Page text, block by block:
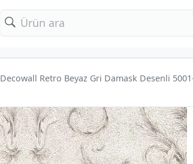
Decowall Retro Beyaz Gri Damask Desenli